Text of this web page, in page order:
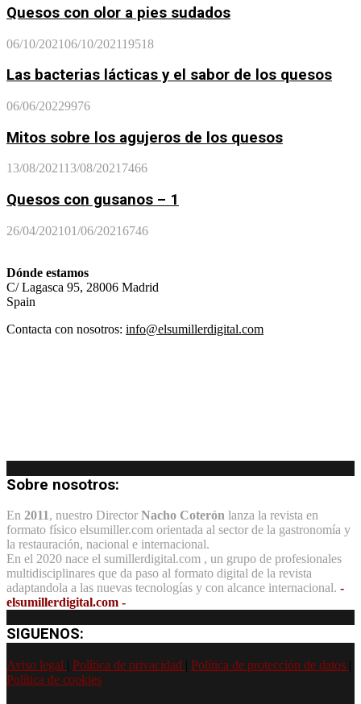
Quesos con olor a pies sudados
06/10/202106/10/202119518
Las bacterias lácticas y el sabor de los quesos
06/06/20229976
Mitos sobre los agujeros de los quesos
13/08/202113/08/20217466
Quesos con gusanos – 1
26/04/202101/06/20216746
Dónde estamos
C/ Lagasca 95, 28006 Madrid
Spain
Contacta con nosotros: info@elsumillerdigital.com
Sobre nosotros:
En 2011, nuestro Director Nacho Coterón lanza la revista en
formato físico elsumiller.com orientada al sector de la gastronomía y
la restauración, nacional e internacional.
En el 2020 nace el sumillerdigital.com , un grupo de profesionales
multidisciplinares que da paso al formato digital de la revista
adaptandola a las nuevas tecnologías y con alcance internacional. -
elsumillerdigital.com -
SIGUENOS:
Aviso legal Política de privacidad Política de protección de datos
Política de cookies